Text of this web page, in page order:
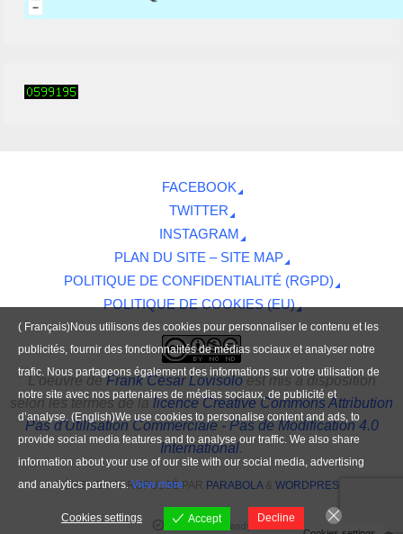
FACEBOOK
TWITTER
INSTAGRAM
PLAN DU SITE – SITE MAP
POLITIQUE DE CONFIDENTIALITÉ (RGPD)
POLITIQUE DE COOKIES (EU)
L'oeuvredeFrank César Lovisoloest mis à disposition
selon les termes de lalicence Creative Commons Attribution
Pas d'Utilisation Commerciale - Pas de Modification 4.0
International.
FIÈREMENT PROPULSÉ PAR PARABOLA& WORDPRESS.
( Français)Nous utilisons des cookies pour personnaliser le contenu et les
publicités, fournir des fonctionnalités de médias sociaux et analyser notre
trafic. Nous partageons également des informations sur votre utilisation de
notre site avec nos partenaires de médias sociaux, de publicité et
d’analyse. (English)We use cookies to personalise content and ads, to
provide social media features and to analyse our traffic. We also share
information about your use of our site with our social media, advertising
and analytics partners.View more
Cookies settings Accept Decline
Contenu IA-Ready